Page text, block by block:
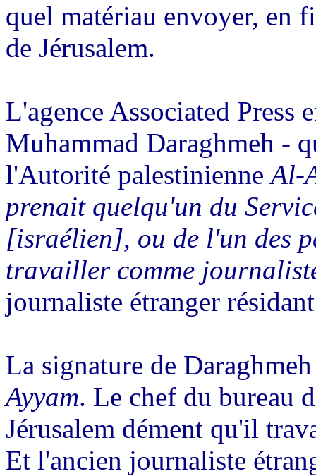
quel matériau envoyer, en
de Jérusalem.
L'agence Associated Press
Muhammad Daraghmeh -
l'Autorité palestinienneAl-
prenait quelqu'un du
[israélien], ou de l'un des
travailler comme
journaliste étranger
La signature de
Ayyam. Le chef du bureau
Jérusalem dément qu'il
Et l'ancien journaliste